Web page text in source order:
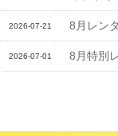
2026-07-21 8月レン
2026-07-01 8月特別